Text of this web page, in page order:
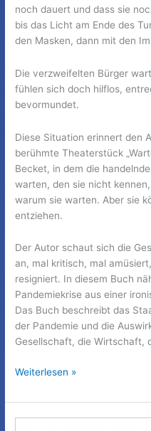
noch dauert und dass sie
bis das Licht am Ende des
den Masken, dann mit den
Die verzweifelten Bürger
fühlen sich doch hilflos,
bevormundet.
Diese Situation erinnert den
berühmte Theaterstück
Becket, in dem die
warten, den sie nicht
warum sie warten. Aber sie
entziehen.
Der Autor schaut sich die
an, mal kritisch, mal
resigniert. In diesem Buch
Pandemiekrise aus einer
Das Buch beschreibt das
der Pandemie und die
Gesellschaft, die Wirtschaft,
Corona
Warten
auf
Weiterlesen »